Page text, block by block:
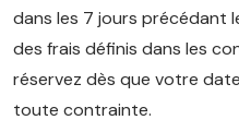
dans les 7 jours précédant
des frais définis dans les
réservez dès que votre
toute contrainte.